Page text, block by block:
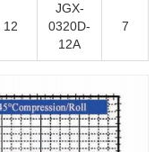
JGX-
0320D-
12A
12